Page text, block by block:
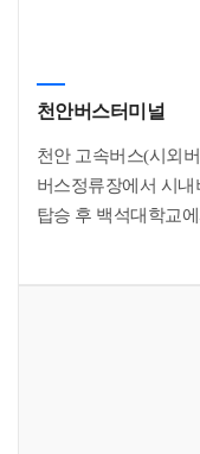
천안버스터미널
천안 고속버스(시외
버스정류장에서 시내
탑승 후 백석대학교